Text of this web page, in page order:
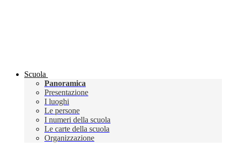
Scuola
Panoramica
Presentazione
I luoghi
Le persone
I numeri della scuola
Le carte della scuola
Organizzazione